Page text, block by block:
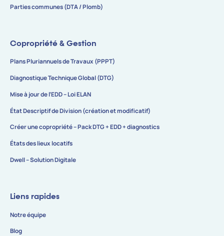
Parties communes (DTA / Plomb)
Copropriété & Gestion
Plans Pluriannuels de Travaux (PPPT)
Diagnostique Technique Global (DTG)
Mise à jour de l’EDD – Loi ELAN
État Descriptif de Division (création et modificatif)
Créer une copropriété – Pack DTG + EDD + diagnostics
États des lieux locatifs
Dwell – Solution Digitale
Liens rapides
Notre équipe
Blog